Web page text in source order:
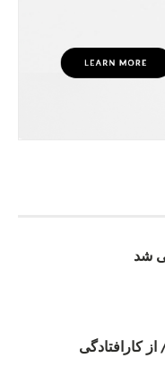
شد
کارافتادگی